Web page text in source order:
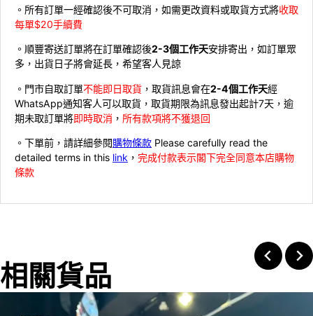
。所有訂單一經確認後不可取消，如需更改資料或取貨方式將收取
每單$20手續費
。順豐寄送訂單將在訂單確認後2-3個工作天安排寄出，如訂單眾
多，出貨日子將會延長，希望客人見諒
。門市自取訂單不能即日取貨 ，取貨訊息會在2-4個工作天經
WhatsApp通知客人可以取貨，取貨期限為訊息發出起計7天，逾
期未取訂單將即時取消 ， 所有款項將不獲退回
。下單前，請詳細參閱購物條款 Please carefully read the
detailed terms in this link ， 完成付款表示閣下完全同意本店購物
條款
相關貨品